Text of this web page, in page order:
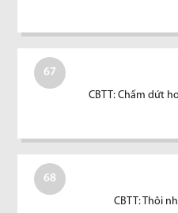
67
CBTT: Chấm dứt
68
CBTT: Thôi